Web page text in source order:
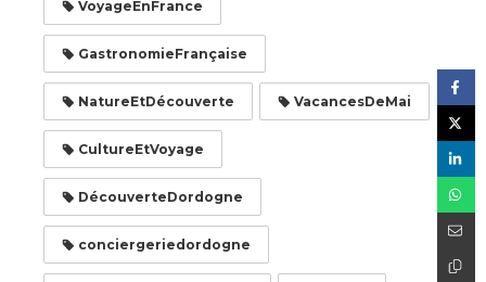
VoyageEnFrance
GastronomieFrançaise
NatureEtDécouverte VacancesDeMai
CultureEtVoyage
DécouverteDordogne
conciergeriedordogne